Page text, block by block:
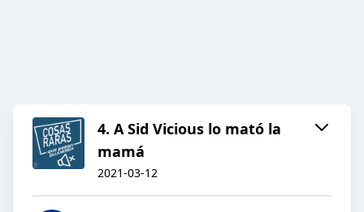
4. A Sid Vicious lo mató la
mamá
2021-03-12